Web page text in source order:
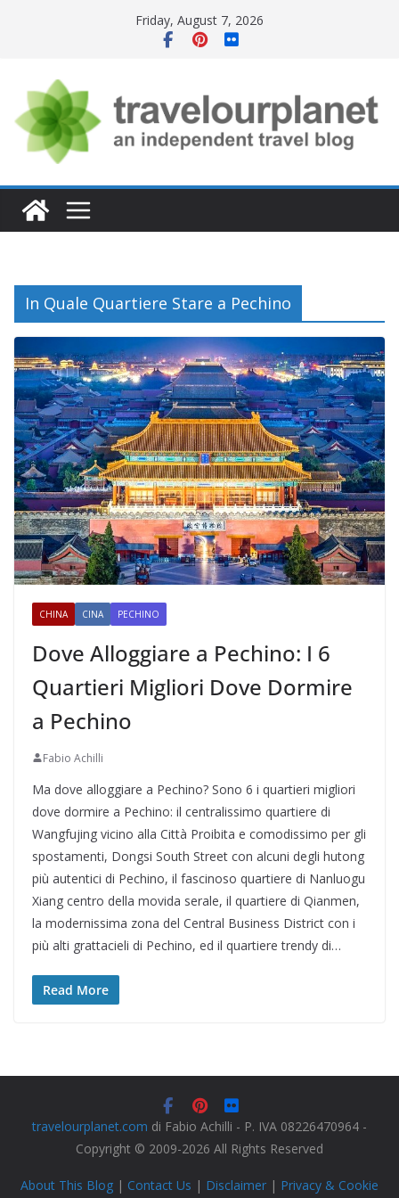
Friday, August 7, 2026
In Quale Quartiere Stare a Pechino
CHINA CINA PECHINO
Dove Alloggiare a Pechino: I 6
Quartieri Migliori Dove Dormire
a Pechino
Fabio Achilli
Ma dove alloggiare a Pechino? Sono 6 i quartieri migliori
dove dormire a Pechino: il centralissimo quartiere di
Wangfujing vicino alla Città Proibita e comodissimo per gli
spostamenti, Dongsi South Street con alcuni degli hutong
più autentici di Pechino, il fascinoso quartiere di Nanluogu
Xiang centro della movida serale, il quartiere di Qianmen,
la modernissima zona del Central Business District con i
più alti grattacieli di Pechino, ed il quartiere trendy di…
Read More
travelourplanet.com di Fabio Achilli - P. IVA 08226470964 -
Copyright © 2009-2026 All Rights Reserved
About This Blog | Contact Us | Disclaimer | Privacy & Cookie